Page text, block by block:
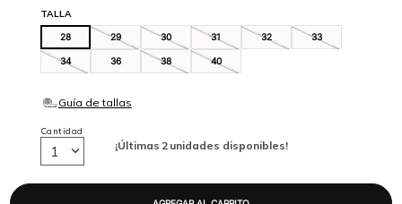
TALLA
28 29 30 31 32 33
34 36 38 40
¡Últimas 2 unidades disponibles!
Cantidad
1